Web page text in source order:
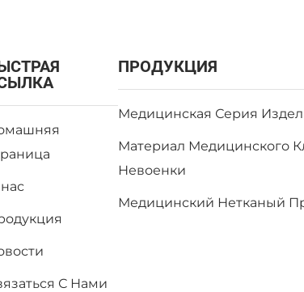
С Нами
ПРОДУКЦИЯ
Медицинская Серия
Материал Медицинского
Невоенки
Медицинский Нетканый